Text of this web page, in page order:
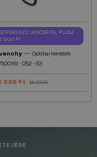
LENCSÉVEL PLUSZ
000 FT
— Optikai keretek
- 052 - 53
000 Ft 95 000 Ft